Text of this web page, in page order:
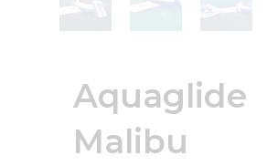
Aquaglide
Malibu